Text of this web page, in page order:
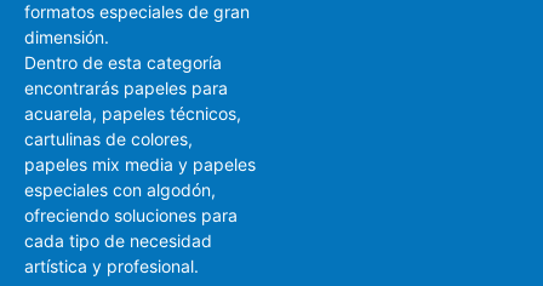
formatos especiales de gran
dimensión.
Dentro de esta categoría
encontrarás papeles para
acuarela, papeles técnicos,
cartulinas de colores,
papeles mix media y papeles
especiales con algodón,
ofreciendo soluciones para
cada tipo de necesidad
artística y profesional.